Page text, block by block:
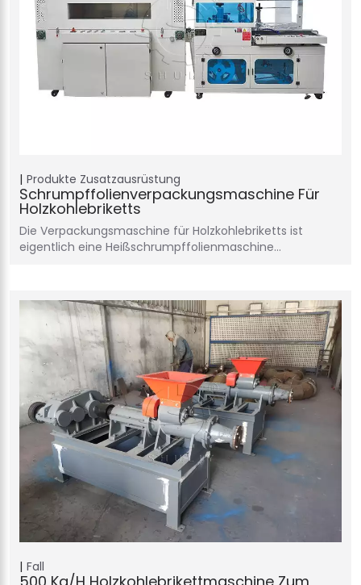
Produkte Zusatzausrüstung
Schrumpffolienverpackungsmaschine Für
Holzkohlebriketts
Die Verpackungsmaschine für Holzkohlebriketts ist
eigentlich eine Heißschrumpffolienmaschine…
Fall